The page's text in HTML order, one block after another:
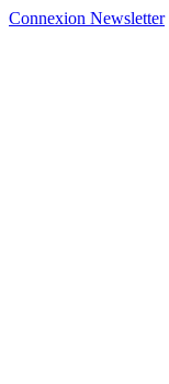
Connexion Newsletter